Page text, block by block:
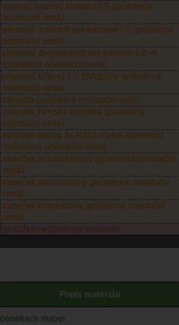
vypinač lustrový komplet č.5 (průměrná
orientační cena)
přepinač schodišťový komplet č.6 (průměrná
orientační cena)
přepinač dvojschodišťový komplet č.6+6
(průměrná orientační cena)
přepínač křížový č.7 10A/250V (průměrná
orientační cena)
zásuvka (průměrná orientační cena)
zásuvka TV+SAT koncová (průměrná
orientační cena)
zásuvka datová 2x RJ45 včetně konektorů
(průměrná orientační cena)
rámeček jednonásobný (průměrná orientační
cena)
rámeček dvojnásobný (průměrná orientační
cena)
rámeček trojnásobný (průměrná orientační
cena)
Popis materiáu
penetrace mapei